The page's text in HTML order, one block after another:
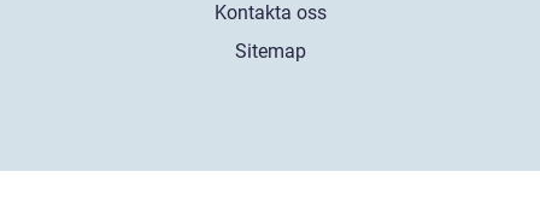
Kontakta oss
Sitemap